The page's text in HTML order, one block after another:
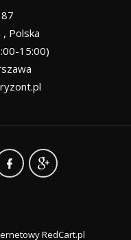
, Polska
15:00)
RedCart.pl